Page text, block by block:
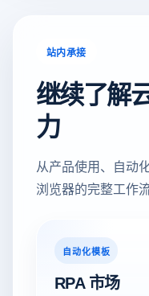
站内承接
继续了解
力
从产品使用、自动
浏览器的完整工作流
自动化模板
RPA 市场